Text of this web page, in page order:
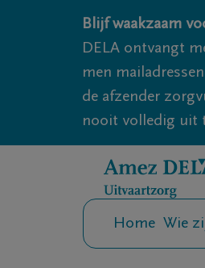
Overslaan en naar inhoud
Blijf waakzaam
DELA ontvangt
men
de afzender
nooit volledig uit
Home Wie